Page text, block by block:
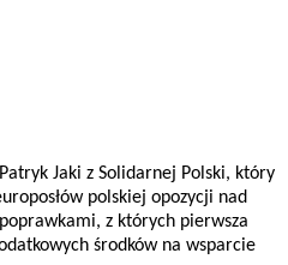
Jaki z Solidarnej Polski, który
polskiej opozycji nad
z których pierwsza
środków na wsparcie